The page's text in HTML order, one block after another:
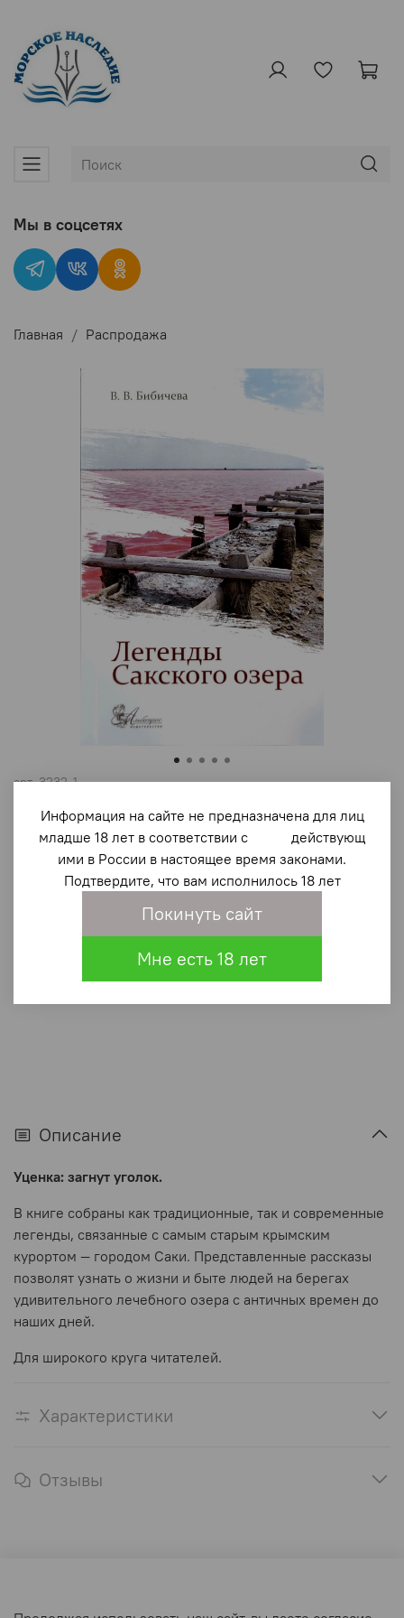
Главная Распродажа
арт.3232-1
Легенды Сакского озера (у)
-57%
100 ₽
230 ₽
В корзину
Описание
Уценка: загнут уголок.
В книге собраны как традиционные, так и современные
легенды, связанные с самым старым крымским
курортом — городом Саки. Представленные рассказы
позволят узнать о жизни и быте людей на берегах
удивительного лечебного озера с античных времен до
наших дней.
Для широкого круга читателей.
Характеристики
Отзывы
Мы в соцсетях
Информация на сайте не предназначена для лиц
младше 18 лет в соответствии с действующ
ими в России в настоящее время законами.
Подтвердите, что вам исполнилось 18 лет
Покинуть сайт
Мне есть 18 лет